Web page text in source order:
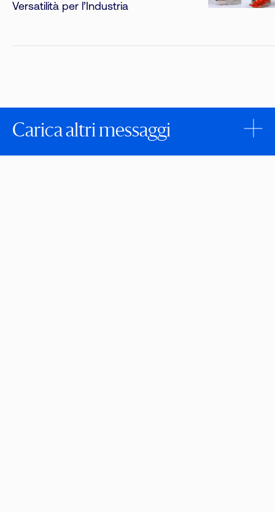
Versatilità per l’Industria
Carica altri messaggi